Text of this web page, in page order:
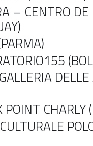
– CENTRO DE
CHARLY